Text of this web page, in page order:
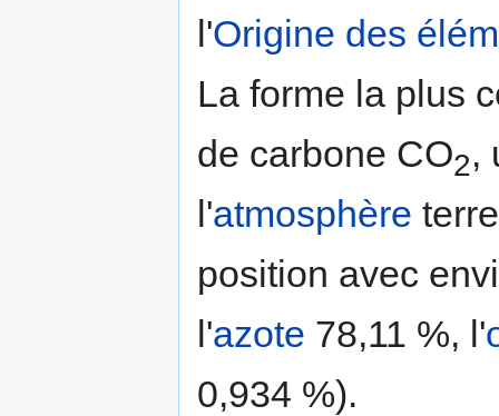
l'Origine des
La forme la plus
de carbone CO2,
l'atmosphère
position avec
l'azote 78,11 %, l'
0,934 %).